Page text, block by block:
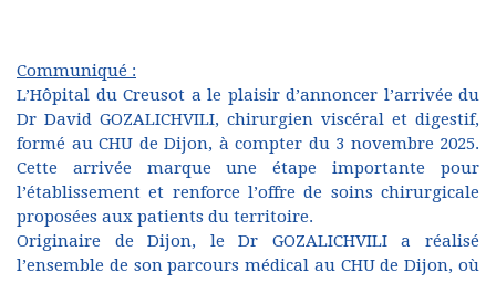
Communiqué :
L’Hôpital du Creusot a le plaisir d’annoncer l’arrivée du
Dr David GOZALICHVILI, chirurgien viscéral et digestif,
formé au CHU de Dijon, à compter du 3 novembre 2025.
Cette arrivée marque une étape importante pour
l’établissement et renforce l’offre de soins chirurgicale
proposées aux patients du territoire.
Originaire de Dijon, le Dr GOZALICHVILI a réalisé
l’ensemble de son parcours médical au CHU de Dijon, où